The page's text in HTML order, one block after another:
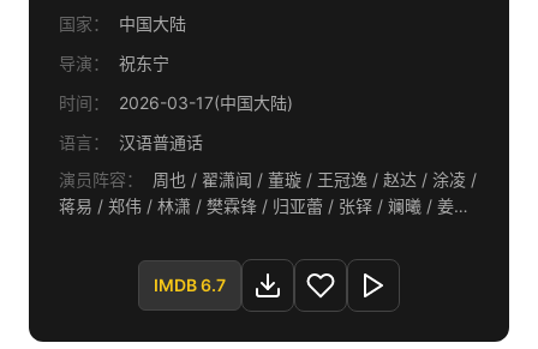
国家：
中国大陆
导演：
祝东宁
时间：
2026-03-17(中国大陆)
语言：
汉语普通话
演员阵容：
周也 / 翟潇闻 / 董璇 / 王冠逸 / 赵达 / 涂凌 /
蒋易 / 郑伟 / 林潇 / 樊霖锋 / 归亚蕾 / 张铎 / 斓曦 / 姜梓
冰 / 王建新 / 郑奇
IMDB 6.7